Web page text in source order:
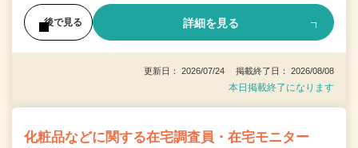
後で見る 詳細を見る
更新日： 2026/07/24 掲載終了日： 2026/08/08
本日掲載終了になります
化粧品などに関する在宅調査員・在宅モニター